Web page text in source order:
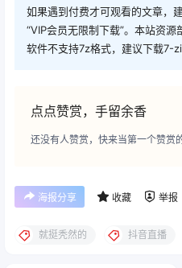
如果遇到付费才可观看的文章，
“VIP会员无限制下载”。本站资
软件不支持7z格式，建议下载7-
点点赞赏，手留余香
还没有人赞赏，快来当第一个赞赏
海报分享 收藏 举报
就挺秃然的 抖音直播